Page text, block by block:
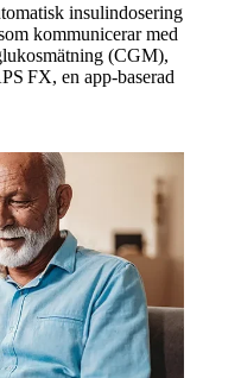
insulindosering
kommunicerar med
(CGM),
FX, en app-baserad